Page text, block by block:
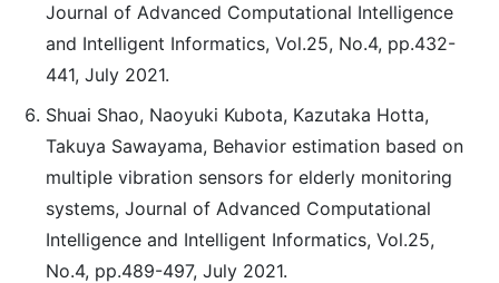
Journal of Advanced Computational Intelligence
and Intelligent Informatics, Vol.25, No.4, pp.432-
441, July 2021.
Shuai Shao, Naoyuki Kubota, Kazutaka Hotta,
Takuya Sawayama, Behavior estimation based on
multiple vibration sensors for elderly monitoring
systems, Journal of Advanced Computational
Intelligence and Intelligent Informatics, Vol.25,
No.4, pp.489-497, July 2021.